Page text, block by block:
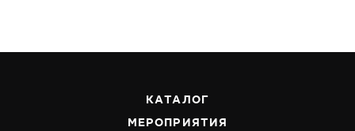
КАТАЛОГ
МЕРОПРИЯТИЯ